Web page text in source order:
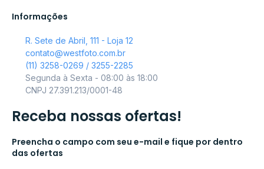
Informações
R. Sete de Abril, 111 - Loja 12
contato@westfoto.com.br
(11) 3258-0269 / 3255-2285
Segunda à Sexta - 08:00 às 18:00
CNPJ 27.391.213/0001-48
Receba nossas ofertas!
Preencha o campo com seu e-mail e fique por dentro
das ofertas